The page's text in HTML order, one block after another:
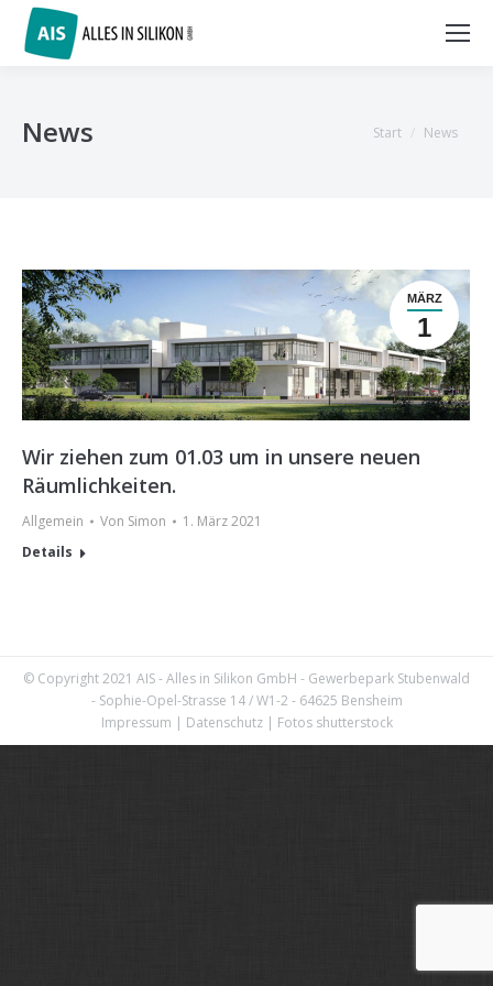
News
Sie befinden sich
Start News
MÄRZ
1
Wir ziehen zum 01.03 um in unsere neuen
Räumlichkeiten.
Allgemein Von Simon
1. März 2021
Details
© Copyright 2021 AIS - Alles in Silikon GmbH - Gewerbepark Stubenwald
- Sophie-Opel-Strasse 14 / W1-2 - 64625 Bensheim
Impressum | Datenschutz| Fotos shutterstock